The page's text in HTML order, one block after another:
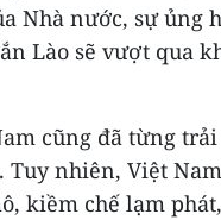
Nhà nước, sự ủng
Lào sẽ vượt qua
cũng đã từng
Tuy nhiên, Việt
kiềm chế lạm